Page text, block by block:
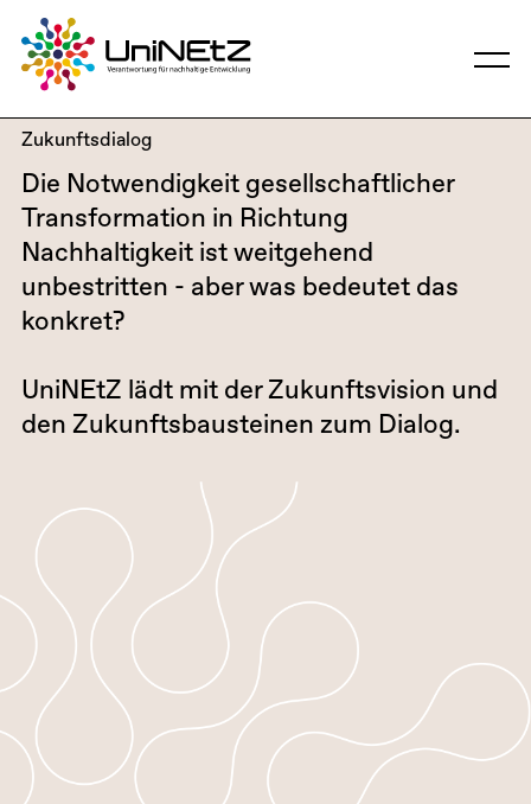
Zukunftsdialog
Die Notwendigkeit gesellschaftlicher
Transformation in Richtung
Nachhaltigkeit ist weitgehend
unbestritten - aber was bedeutet das
konkret?
UniNEtZ lädt mit der Zukunftsvision und
den Zukunftsbausteinen zum Dialog.